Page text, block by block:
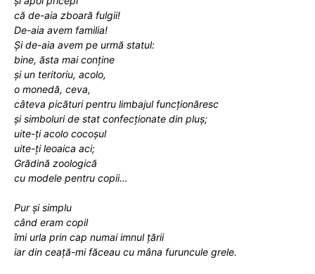
că de-aia zboară fulgii!
De-aia avem familia!
Și de-aia avem pe urmă statul:
bine, ăsta mai conține
și un teritoriu, acolo,
o monedă, ceva,
câteva picături pentru limbajul funcționăresc
și simboluri de stat confecționate din pluș;
uite-ți acolo cocoșul
uite-ți leoaica aci;
Grădină zoologică
cu modele pentru copii…
Pur și simplu
când eram copil
îmi urla prin cap numai imnul țării
iar din ceață-mi făceau cu mâna furuncule grele.